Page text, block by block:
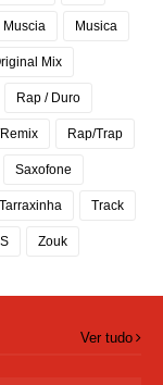
Muscia Musica
Mix
Rap / Duro
Rap/Trap
Saxofone
Tarraxinha Track
Zouk
Ver tudo